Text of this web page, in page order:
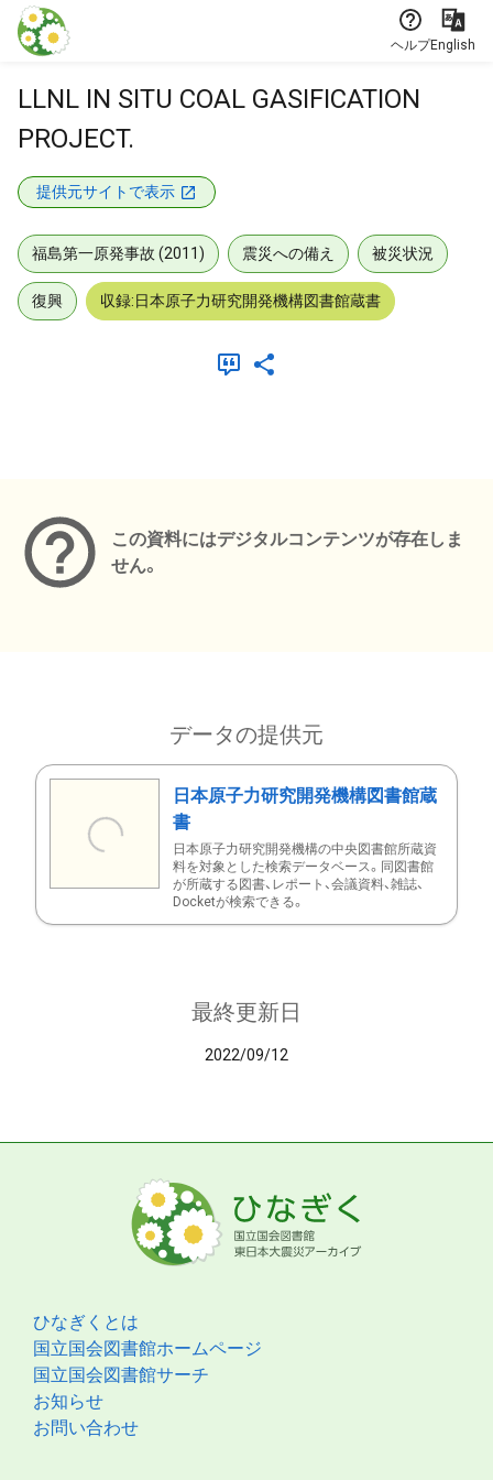
本文に飛ぶ
ヘルプEnglish
LLNL IN SITU COAL GASIFICATION
PROJECT.
提供元サイトで表示
福島第一原発事故 (2011) 震災への備え 被災状況
復興 収録:日本原子力研究開発機構図書館蔵書
この資料にはデジタルコンテンツが存在しま
せん。
データの提供元
日本原子力研究開発機構図書館蔵
書
日本原子力研究開発機構の中央図書館所蔵資
料を対象とした検索データベース。同図書館
が所蔵する図書、レポート、会議資料、雑誌、
Docketが検索できる。
最終更新日
2022/09/12
ひなぎくとは
国立国会図書館ホームページ
国立国会図書館サーチ
お知らせ
お問い合わせ